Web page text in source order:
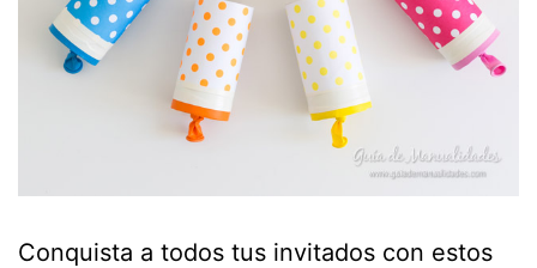
Conquista a todos tus invitados con estos